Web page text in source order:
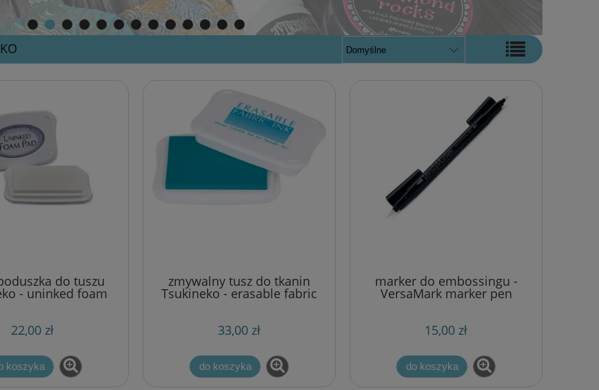
do tuszu
- uninked foam
22,00 zł
koszyka
zmywalny tusz do tkanin
Tsukineko - erasable fabric
33,00 zł
do koszyka
marker do embossingu -
VersaMark marker pen
15,00 zł
do koszyka